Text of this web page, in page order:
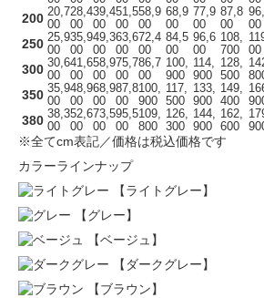
200 20,7
00
28,4
00
39,4
00
51,5
00
58,9
00
68,9
00
77,9
00
87,8
00
00
250 25,9
00
35,9
00
49,3
00
63,6
00
72,4
00
84,5
00
96,6
00
108,
700
00
300 30,6
00
41,6
00
58,9
00
75,7
00
86,7
00
100,
900
114,
900
128,
500
350 35,9
00
48,9
00
68,9
00
87,8
00
100,
900
117,
500
133,
900
149,
400
380 38,3
00
52,6
00
73,5
00
95,5
00
109,
800
126,
300
144,
900
162,
600
※全てcm表記／価格は税込価格です
カラーラインナップ
【ライトグレー】
【グレー】
【ベージュ】
【ダークグレー】
【ブラウン】